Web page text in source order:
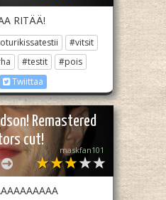
RITÄÄ!
#vitsit
#testit
#pois
Twiittaa
Remastered
cut!
maskfan101